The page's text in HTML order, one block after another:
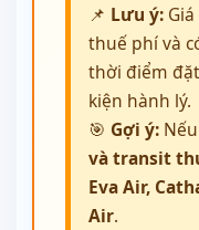
📌 Lưu ý:Giá
thuế phí và
thời điểm
kiện hành lý.
🎯 Gợi ý:
và transit
Eva Air,
Air.